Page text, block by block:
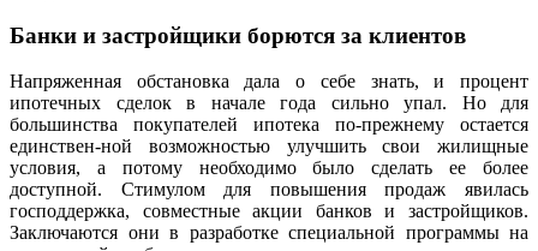
Банки и застройщики борются за клиентов
Напряженная обстановка дала о себе знать, и процент
ипотечных сделок в начале года сильно упал. Но для
большинства покупателей ипотека по-прежнему остается
единствен-ной возможностью улучшить свои жилищные
условия, а потому необходимо было сделать ее более
доступной. Стимулом для повышения продаж явилась
господдержка, совместные акции банков и застройщиков.
Заключаются они в разработке специальной программы на